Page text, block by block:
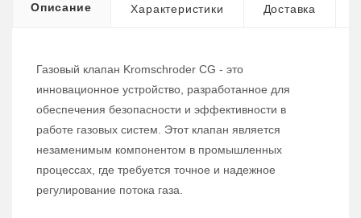
Описание Характеристики Доставка
Газовый клапан Kromschroder CG - это
инновационное устройство, разработанное для
обеспечения безопасности и эффективности в
работе газовых систем. Этот клапан является
незаменимым компонентом в промышленных
процессах, где требуется точное и надежное
регулирование потока газа.